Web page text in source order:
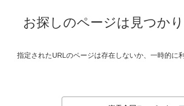
お探しのページは見つか
指定されたURLのページは存在しないか、一時的に